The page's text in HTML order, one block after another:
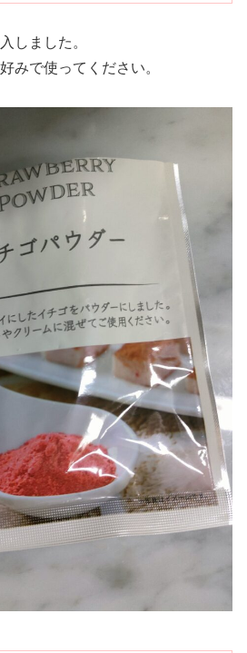
しました。
みで使ってください。